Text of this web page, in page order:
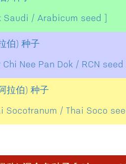
Saudi / Arabicum seed ]
伯) 种子
Nee Pan Dok / RCN seed ]
拉伯) 种子
Socotranum / Thai Soco